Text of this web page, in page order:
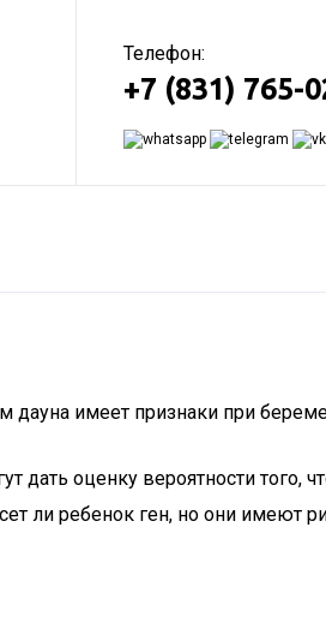
Телефон:
+7 (831) 765-
имеет признаки при
дать оценку вероятности того,
ли ребенок ген, но они имеют